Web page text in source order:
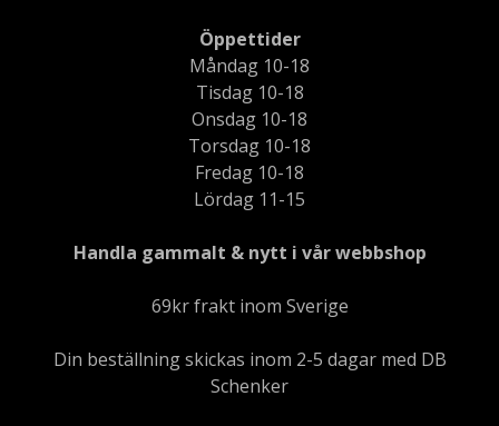
Öppettider
Måndag 10-18
Tisdag 10-18
Onsdag 10-18
Torsdag 10-18
Fredag 10-18
Lördag 11-15
Handla gammalt & nytt i vår webbshop
69kr frakt inom Sverige
Din beställning skickas inom 2-5 dagar med DB
Schenker